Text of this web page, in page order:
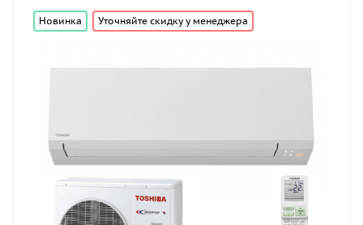
Новинка Уточняйте скидку у менеджера